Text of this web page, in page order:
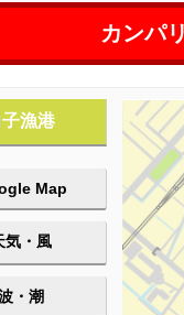
カンパ
漁港
Map
気・風
・潮